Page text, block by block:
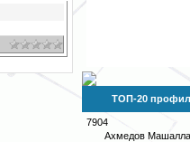
ТОП-20
7904
Ахмедов